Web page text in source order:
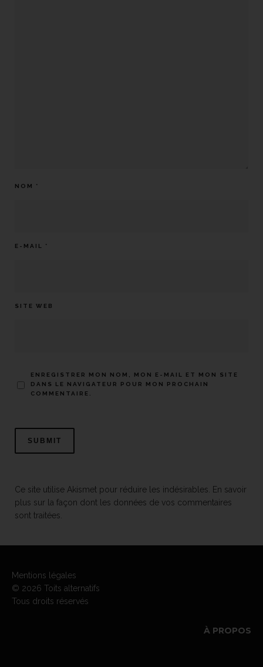
NOM *
E-MAIL *
SITE WEB
ENREGISTRER MON NOM, MON E-MAIL ET MON SITE
DANS LE NAVIGATEUR POUR MON PROCHAIN
COMMENTAIRE.
Ce site utilise Akismet pour réduire les indésirables.
En savoir
plus sur la façon dont les données de vos commentaires
sont traitées
Mentions légales
© 2026 Toits alternatifs
Tous droits réservés
À PROPOS